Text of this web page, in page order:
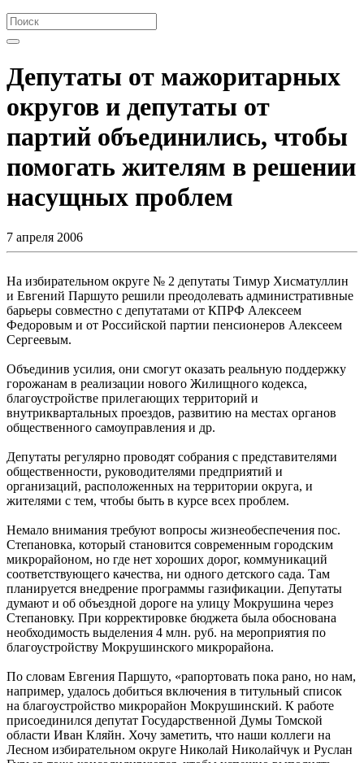
Депутаты от мажоритарных
округов и депутаты от
партий объединились, чтобы
помогать жителям в решении
насущных проблем
7 апреля 2006
На избирательном округе № 2 депутаты Тимур Хисматуллин
и Евгений Паршуто решили преодолевать административные
барьеры совместно с депутатами от КПРФ Алексеем
Федоровым и от Российской партии пенсионеров Алексеем
Сергеевым.
Объединив усилия, они смогут оказать реальную поддержку
горожанам в реализации нового Жилищного кодекса,
благоустройстве прилегающих территорий и
внутриквартальных проездов, развитию на местах органов
общественного самоуправления и др.
Депутаты регулярно проводят собрания с представителями
общественности, руководителями предприятий и
организаций, расположенных на территории округа, и
жителями с тем, чтобы быть в курсе всех проблем.
Немало внимания требуют вопросы жизнеобеспечения пос.
Степановка, который становится современным городским
микрорайоном, но где нет хороших дорог, коммуникаций
соответствующего качества, ни одного детского сада. Там
планируется внедрение программы газификации. Депутаты
думают и об объездной дороге на улицу Мокрушина через
Степановку. При корректировке бюджета была обоснована
необходимость выделения 4 млн. руб. на мероприятия по
благоустройству Мокрушинского микрорайона.
По словам Евгения Паршуто, «рапортовать пока рано, но нам,
например, удалось добиться включения в титульный список
на благоустройство микрорайон Мокрушинский. К работе
присоединился депутат Государственной Думы Томской
области Иван Кляйн. Хочу заметить, что наши коллеги на
Лесном избирательном округе Николай Николайчук и Руслан